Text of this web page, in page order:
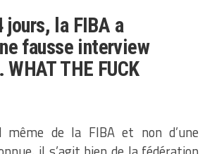
jours, la FIBA a
fausse interview
THE FUCK
même de la FIBA et non d’une